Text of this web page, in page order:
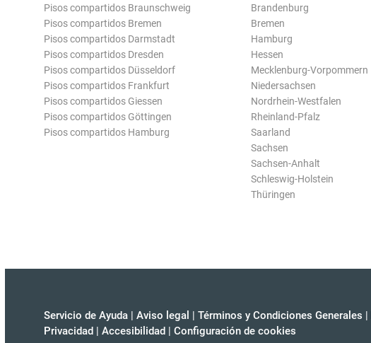
Pisos compartidos Braunschweig
Pisos compartidos Bremen
Pisos compartidos Darmstadt
Pisos compartidos Dresden
Pisos compartidos Düsseldorf
Pisos compartidos Frankfurt
Pisos compartidos Giessen
Pisos compartidos Göttingen
Pisos compartidos Hamburg
Brandenburg
Bremen
Hamburg
Hessen
Mecklenburg-Vorpommern
Niedersachsen
Nordrhein-Westfalen
Rheinland-Pfalz
Saarland
Sachsen
Sachsen-Anhalt
Schleswig-Holstein
Thüringen
Servicio de Ayuda | Aviso legal | Términos y Condiciones Generales |
Privacidad | Accesibilidad | Configuración de cookies